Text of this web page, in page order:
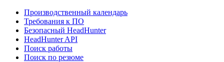
Производственный календарь
Требования к ПО
Безопасный HeadHunter
HeadHunter API
Поиск работы
Поиск по резюме